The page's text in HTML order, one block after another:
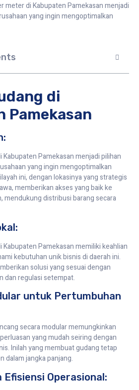
meter di Kabupaten Pamekasan menjadi
yang ingin mengoptimalkan
di
Pamekasan
Kabupaten Pamekasan menjadi pilihan
yang ingin mengoptimalkan
ini, dengan lokasinya yang strategis
memberikan akses yang baik ke
mendukung distribusi barang secara
Kabupaten Pamekasan memiliki keahlian
kebutuhan unik bisnis di daerah ini.
solusi yang sesuai dengan
dan regulasi setempat.
untuk Pertumbuhan
secara modular memungkinkan
yang mudah seiring dengan
Inilah yang membuat gudang tetap
dalam jangka panjang.
Efisiensi Operasional: